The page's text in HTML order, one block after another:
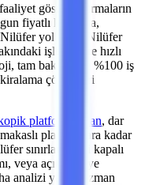
gösteren firmaların
fiyatlı kiralama,
Nilüfer yol tarifi, Nilüfer
işletmelere hızlı
tam bakımlı ve %100 iş
çözümleri
platformlardan, dar
platformlara kadar
sınırlarındaki kapalı
veya açık şantiye
analizi yapan uzman